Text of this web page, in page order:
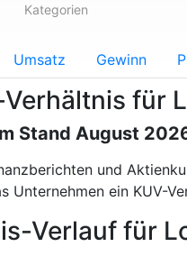
Kategorien
Umsatz Gewinn
für
Stand August
und
Unternehmen ein KUV-
Verlauf für